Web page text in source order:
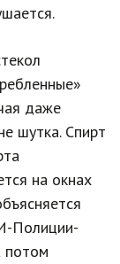
даже
шутка. Спирт
на окнах
Полиции-